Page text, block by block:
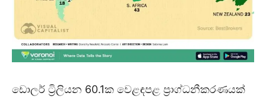
ඩොලර් ට්‍රිලියන 60.1ක වෙළඳපළ ප්‍රාග්ධනීකරණයක්